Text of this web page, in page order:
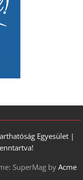
Egyesület |
SuperMag by Acme